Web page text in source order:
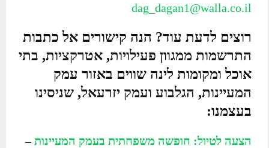
dag_dagan1@walla.co.il
רוצים לדעת עוד? הנה קישורים אל כתבות
התרשמות ממגוון פעילויות, אטרקציות, בתי
אוכל ומקומות לינה שווים באזור עמק
המעיינות, הגלבוע ועמק יזרעאל, שניסינו
בעצמנו:
הצעה לטיול: חופשה משפחתית בעמק המעיינות–